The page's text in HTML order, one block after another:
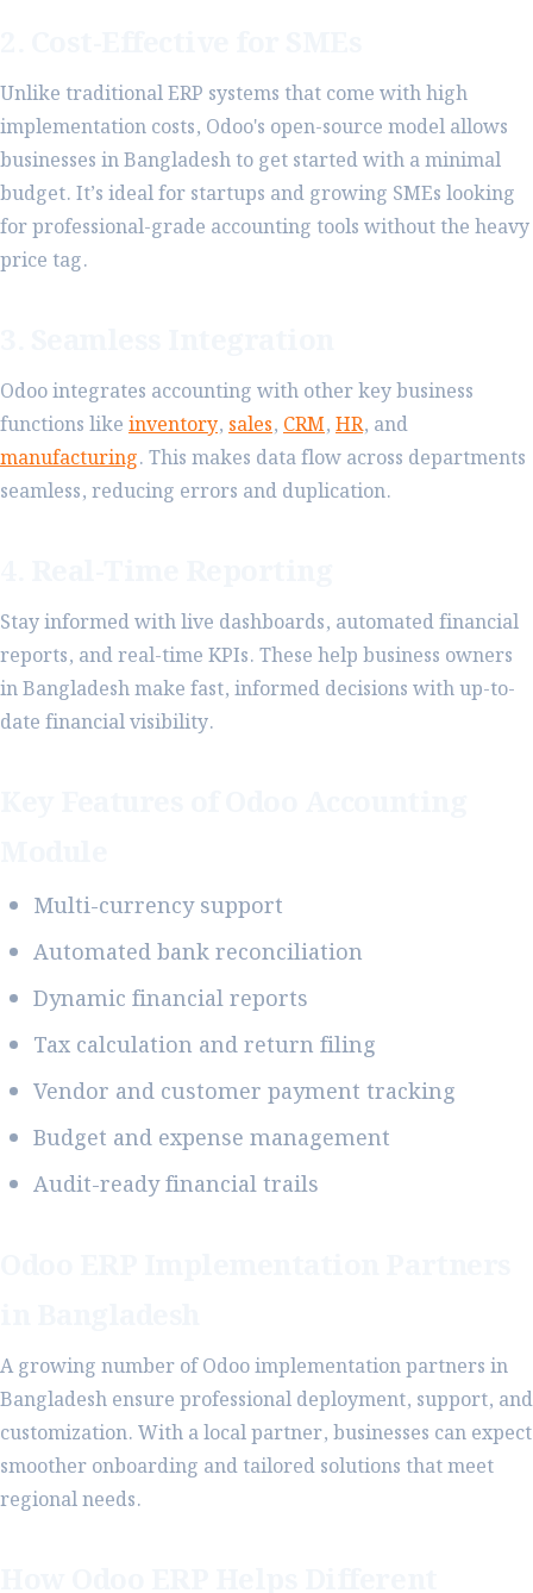
Unlike traditional ERP systems that come with high
implementation costs, Odoo's open-source model allows
businesses in Bangladesh to get started with a minimal
budget. It’s ideal for startups and growing SMEs looking
for professional-grade accounting tools without the heavy
price tag.
Odoo integrates accounting with other key business
functions like inventory, sales, CRM, HR, and
manufacturing. This makes data flow across departments
seamless, reducing errors and duplication.
Stay informed with live dashboards, automated financial
reports, and real-time KPIs. These help business owners
in Bangladesh make fast, informed decisions with up-to-
date financial visibility.
Multi-currency support
Automated bank reconciliation
Dynamic financial reports
Tax calculation and return filing
Vendor and customer payment tracking
Budget and expense management
Audit-ready financial trails
A growing number of Odoo implementation partners in
Bangladesh ensure professional deployment, support, and
customization. With a local partner, businesses can expect
smoother onboarding and tailored solutions that meet
regional needs.